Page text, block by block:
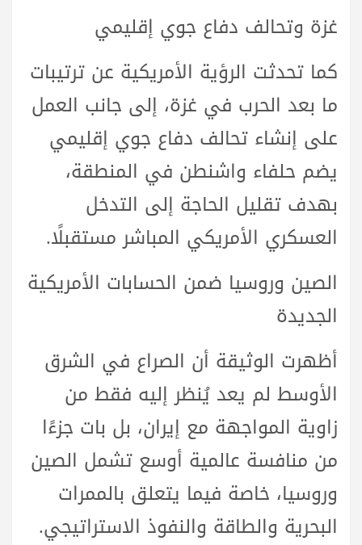
غزة وتحالف دفاع جوي إقليمي
كما تحدثت الرؤية الأمريكية عن ترتيبات
ما بعد الحرب في غزة، إلى جانب العمل
على إنشاء تحالف دفاع جوي إقليمي
يضم حلفاء واشنطن في المنطقة،
بهدف تقليل الحاجة إلى التدخل
العسكري الأمريكي المباشر مستقبلًا.
الصين وروسيا ضمن الحسابات الأمريكية
الجديدة
أظهرت الوثيقة أن الصراع في الشرق
الأوسط لم يعد يُنظر إليه فقط من
زاوية المواجهة مع إيران، بل بات جزءًا
من منافسة عالمية أوسع تشمل الصين
وروسيا، خاصة فيما يتعلق بالممرات
البحرية والطاقة والنفوذ الاستراتيجي.